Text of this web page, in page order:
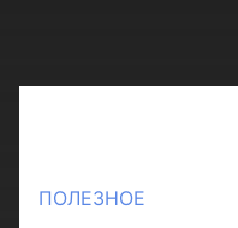
ПОЛЕЗНОЕ